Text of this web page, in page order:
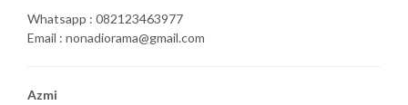
Whatsapp : 082123463977
Email : nonadiorama@gmail.com
Azmi